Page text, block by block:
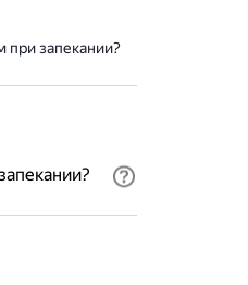
при запекании?